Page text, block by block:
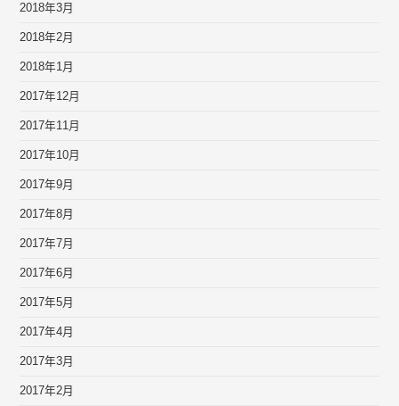
2018年3月
2018年2月
2018年1月
2017年12月
2017年11月
2017年10月
2017年9月
2017年8月
2017年7月
2017年6月
2017年5月
2017年4月
2017年3月
2017年2月